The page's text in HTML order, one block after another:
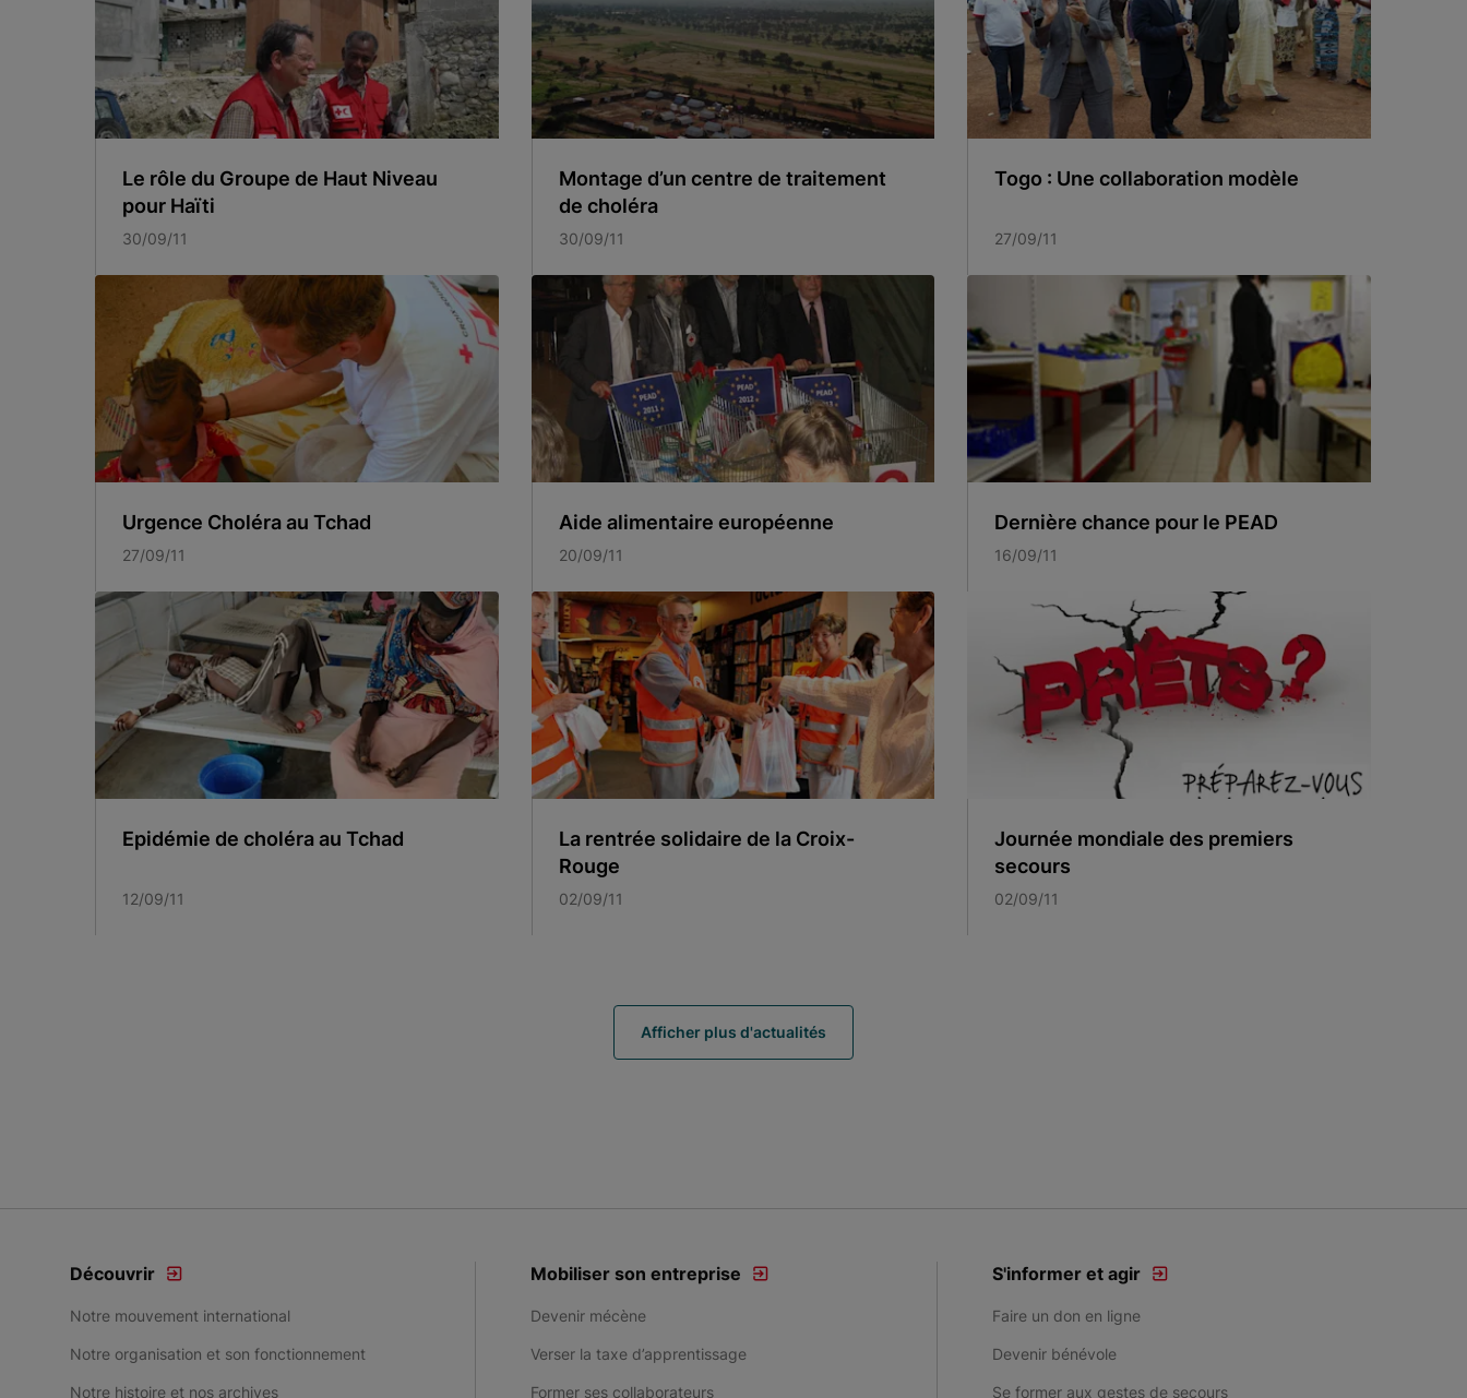
Le rôle du Groupe de Haut Niveau
pour Haïti
30/09/11
Montage d’un centre de traitement
de choléra
30/09/11
Togo : Une collaboration modèle
27/09/11
Urgence Choléra au Tchad
27/09/11
Aide alimentaire européenne
20/09/11
Dernière chance pour le PEAD
16/09/11
Epidémie de choléra au Tchad
12/09/11
La rentrée solidaire de la Croix-
Rouge
02/09/11
Journée mondiale des premiers
secours
02/09/11
Afficher plus d'actualités
Découvrir
Notre mouvement international
Notre organisation et son fonctionnement
Notre histoire et nos archives
Mobiliser son entreprise
Devenir mécène
Verser la taxe d’apprentissage
Former ses collaborateurs
S'informer et agir
Faire un don en ligne
Devenir bénévole
Se former aux gestes de secours